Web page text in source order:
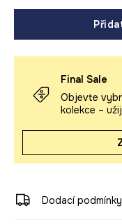
Final Sale
Objevte
kolekce –
Dodací podmínky